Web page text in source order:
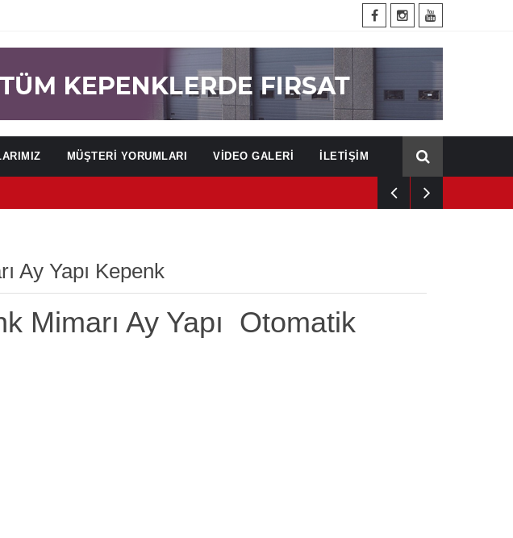
MÜŞTERİ YORUMLARI VİDEO GALERİ İLETİŞİM
Ay Yapı Kepenk
Mimarı Ay Yapı Otomatik